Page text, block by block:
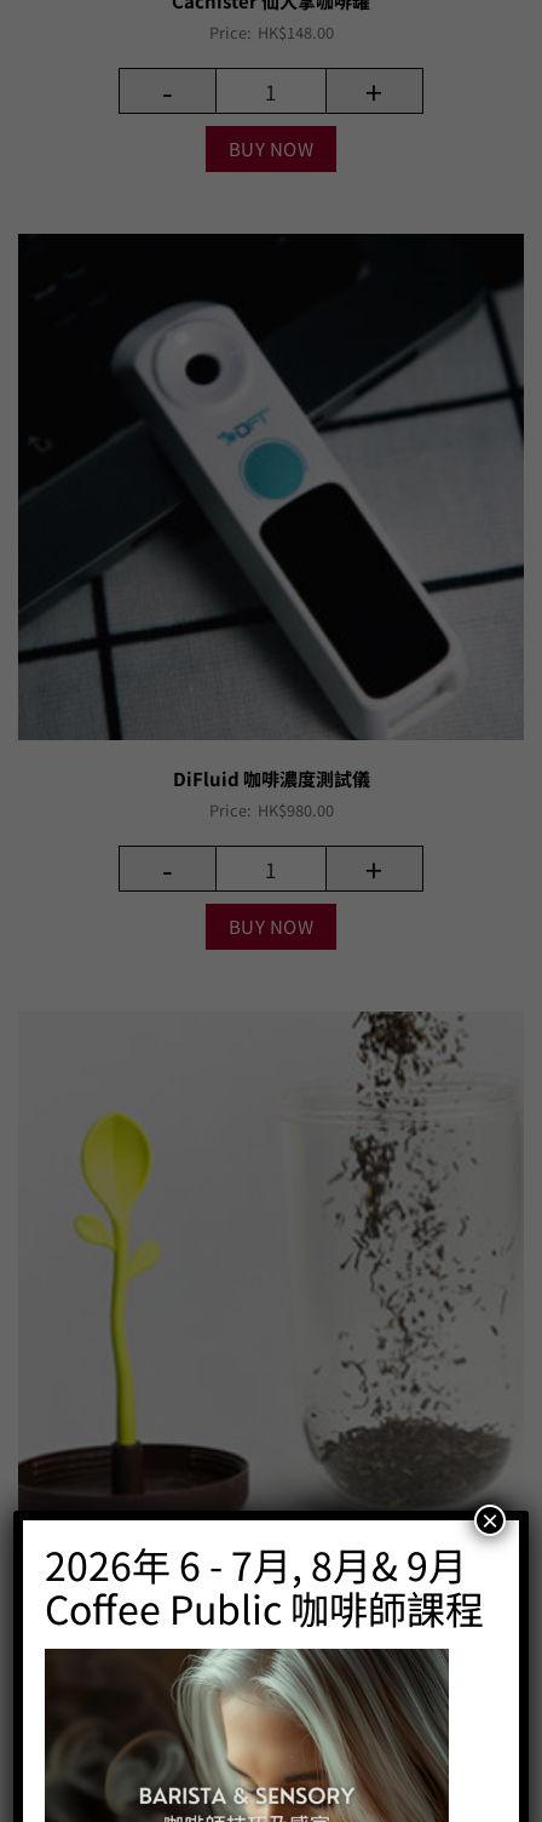
Price: HK$148.00
- +
BUY NOW
DiFluid 咖啡濃度測試儀
Price: HK$980.00
- +
BUY NOW
Sprout Jar(Coffee or Sugar Container with Spoon)
Price: HK$ 142.00
- +
BUY NOW
2026年 6 - 7月, 8月& 9月
Coffee Public 咖啡師課程
×